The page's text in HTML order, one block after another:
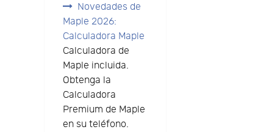
Novedades de
Maple 2026:
Calculadora Maple
Calculadora de
Maple incluida.
Obtenga la
Calculadora
Premium de Maple
en su teléfono.